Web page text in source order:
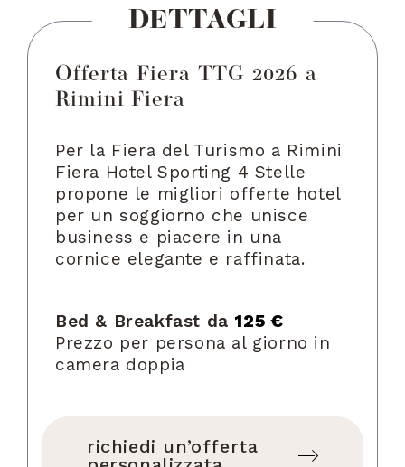
DETTAGLI
Offerta Fiera TTG 2026 a
Rimini Fiera
Per la Fiera del Turismo a Rimini
Fiera Hotel Sporting 4 Stelle
propone le migliori offerte hotel
per un soggiorno che unisce
business e piacere in una
cornice elegante e raffinata.
Bed & Breakfast da125 €
Prezzo per persona al giorno in
camera doppia
richiedi un’offerta